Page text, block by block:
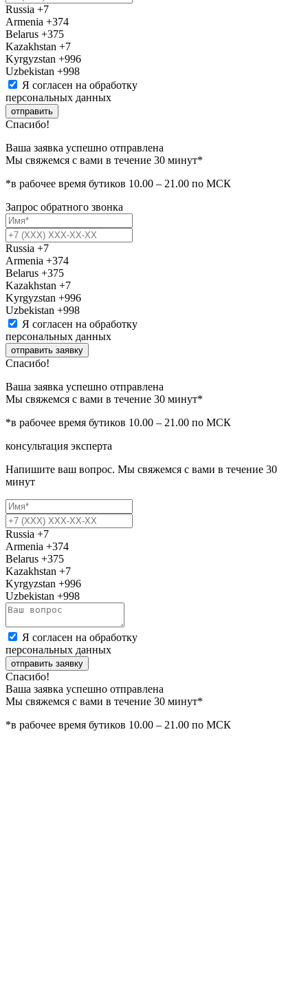
Russia +7
Armenia +374
Belarus +375
Kazakhstan +7
Kyrgyzstan +996
Uzbekistan +998
Я согласен на обработку
персональных данных
отправить
Спасибо!
Ваша заявка успешно отправлена
Мы свяжемся с вами в течение 30 минут*
*в рабочее время бутиков 10.00 – 21.00 по МСК
Запрос обратного звонка
Russia +7
Armenia +374
Belarus +375
Kazakhstan +7
Kyrgyzstan +996
Uzbekistan +998
Я согласен на обработку
персональных данных
отправить заявку
Спасибо!
Ваша заявка успешно отправлена
Мы свяжемся с вами в течение 30 минут*
*в рабочее время бутиков 10.00 – 21.00 по МСК
консультация эксперта
Напишите ваш вопрос. Мы свяжемся с вами в течение 30
минут
Russia +7
Armenia +374
Belarus +375
Kazakhstan +7
Kyrgyzstan +996
Uzbekistan +998
Я согласен на обработку
персональных данных
отправить заявку
Спасибо!
Ваша заявка успешно отправлена
Мы свяжемся с вами в течение 30 минут*
*в рабочее время бутиков 10.00 – 21.00 по МСК